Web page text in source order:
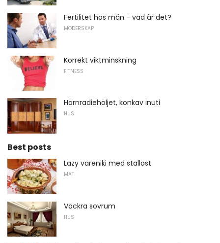
Fertilitet hos män - vad är det?
MODERSKAP
Korrekt viktminskning
FITNESS
Hörnradiehöljet, konkav inuti
HUS
Best posts
Lazy vareniki med stallost
MAT
Vackra sovrum
HUS